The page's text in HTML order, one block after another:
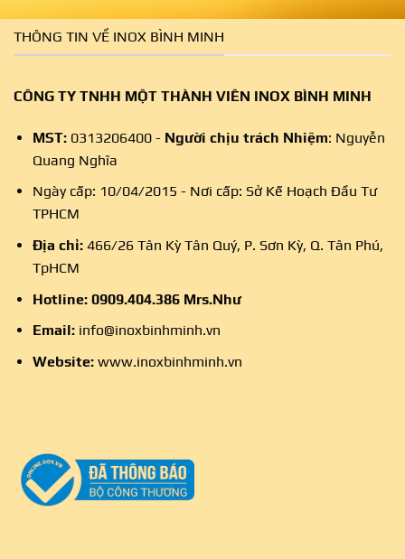
THÔNG TIN VỀ INOX BÌNH MINH
CÔNG TY TNHH MỘT THÀNH VIÊN INOX BÌNH MINH
MST:0313206400 - Người chịu trách Nhiệm: Nguyễn
Quang Nghĩa
Ngày cấp: 10/04/2015 - Nơi cấp: Sở Kế Hoạch Đầu Tư
TPHCM
Địa chỉ:466/26 Tân Kỳ Tân Quý, P. Sơn Kỳ, Q. Tân Phú,
TpHCM
Hotline: 0909.404.386Mrs.Như
Email: info@inoxbinhminh.vn
Website: www.inoxbinhminh.vn